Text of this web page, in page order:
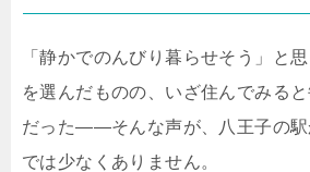
「静かでのんびり暮らせそう」と
を選んだものの、いざ住んでみる
だった——そんな声が、八王子の駅
では少なくありません。